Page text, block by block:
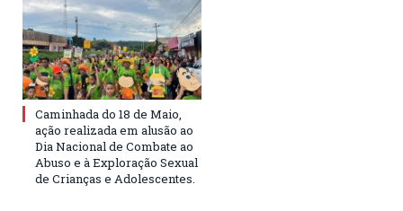
Caminhada do 18 de Maio,
ação realizada em alusão ao
Dia Nacional de Combate ao
Abuso e à Exploração Sexual
de Crianças e Adolescentes.